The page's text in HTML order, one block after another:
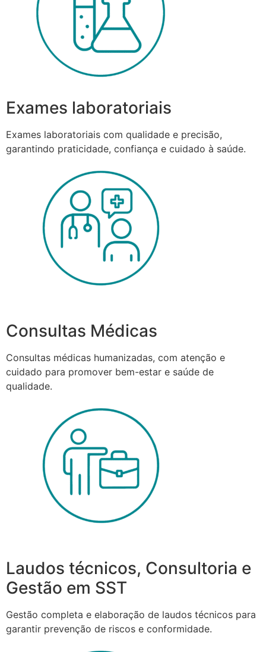
Exames laboratoriais
Exames laboratoriais com qualidade e precisão,
garantindo praticidade, confiança e cuidado à saúde.
Consultas Médicas
Consultas médicas humanizadas, com atenção e
cuidado para promover bem-estar e saúde de
qualidade.
Laudos técnicos, Consultoria e
Gestão em SST
Gestão completa e elaboração de laudos técnicos para
garantir prevenção de riscos e conformidade.